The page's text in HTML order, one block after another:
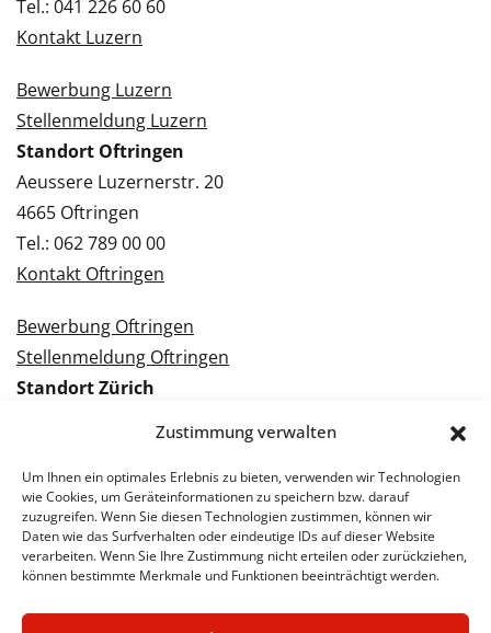
Zustimmung verwalten
Um Ihnen ein optimales Erlebnis zu bieten, verwenden wir Technologien
wie Cookies, um Geräteinformationen zu speichern bzw. darauf
zuzugreifen. Wenn Sie diesen Technologien zustimmen, können wir
Daten wie das Surfverhalten oder eindeutige IDs auf dieser Website
verarbeiten. Wenn Sie Ihre Zustimmung nicht erteilen oder zurückziehen,
können bestimmte Merkmale und Funktionen beeinträchtigt werden.
Tel.: 041 226 60 60
Kontakt Luzern
Bewerbung Luzern
Stellenmeldung Luzern
Standort Oftringen
Aeussere Luzernerstr. 20
4665 Oftringen
Tel.: 062 789 00 00
Kontakt Oftringen
Bewerbung Oftringen
Stellenmeldung Oftringen
Standort Zürich
Tel.: 043 288 38 88
Kontakt Zürich
Bewerbung Zürich